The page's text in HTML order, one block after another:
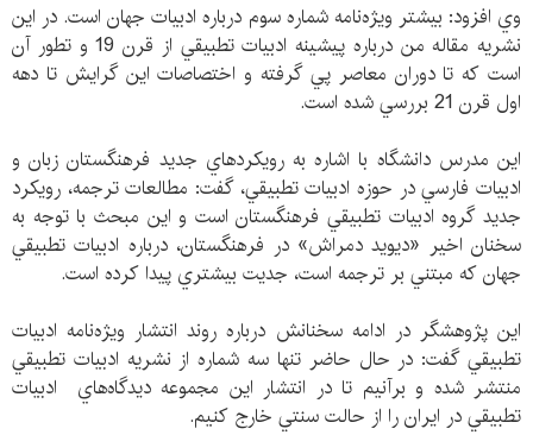
وي افزود: بيشتر ويژه‌نامه شماره سوم درباره ادبيات جهان است. در اين
نشريه مقاله من درباره پيشينه ادبيات تطبيقي از قرن 19 و تطور آن
است كه تا دوران معاصر پي گرفته و اختصاصات اين گرايش تا دهه
اول قرن 21 بررسي شده است.
اين مدرس دانشگاه با اشاره به رويكردهاي جديد فرهنگستان زبان و
ادبيات فارسي در حوزه ادبيات تطبيقي، گفت: مطالعات ترجمه، رويكرد
جديد گروه ادبيات تطبيقي فرهنگستان است و اين مبحث با توجه به
سخنان اخير «ديويد دمراش» در فرهنگستان، درباره ادبيات تطبيقي
جهان كه مبتني بر ترجمه است، جديت بيشتري پيدا كرده است.
اين پژوهشگر در ادامه سخنانش درباره روند انتشار ويژه‌نامه ادبيات
تطبيقي گفت: در حال حاضر تنها سه شماره از نشريه ادبيات تطبيقي
منتشر شده و برآنيم تا در انتشار اين مجموعه ديدگاه‌هاي ادبيات
تطبيقي در ايران را از حالت سنتي خارج كنيم.